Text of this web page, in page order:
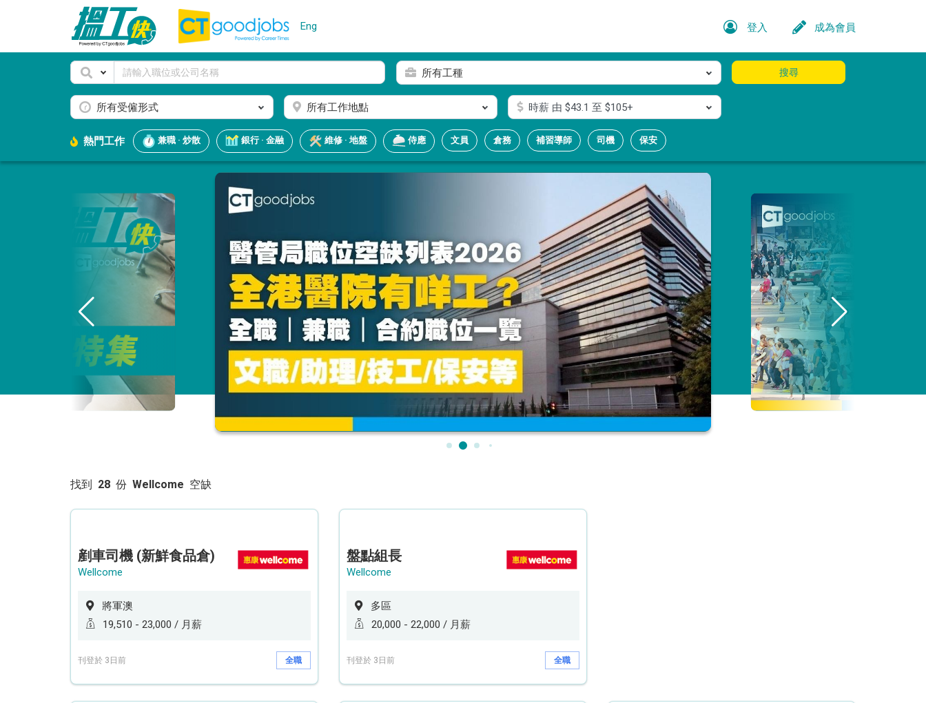
Eng 登入 成為會員
所有工種
所有受僱形式 所有工作地點 時薪由 $43.1 至 $105+
搜尋
熱門工作 兼職 · 炒散 銀行 · 金融 維修 · 地盤 侍應 文員 倉務 補習導師 司機 保安
找到 28 份 Wellcome 空缺
剷車司機 (新鮮食品倉)
Wellcome
將軍澳
19,510 - 23,000 / 月薪
刊登於 3日前 全職
盤點組長
Wellcome
多區
20,000 - 22,000 / 月薪
刊登於 3日前 全職